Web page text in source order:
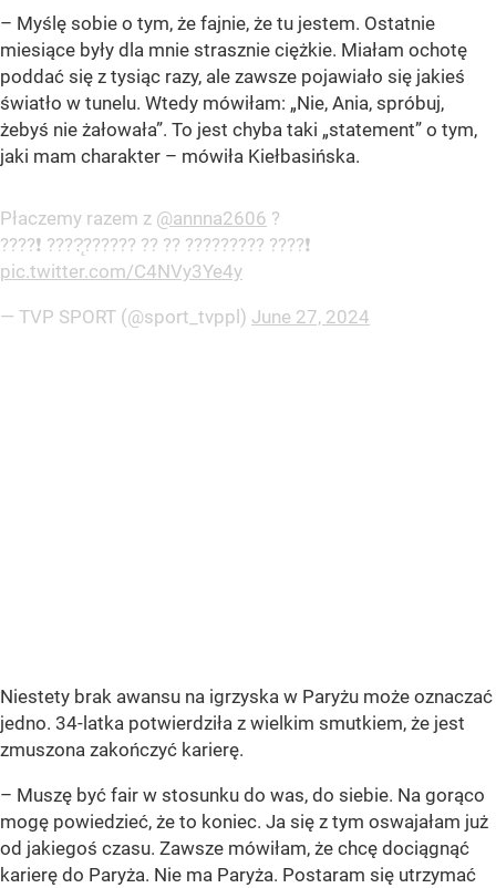
– Myślę sobie o tym, że fajnie, że tu jestem. Ostatnie
miesiące były dla mnie strasznie ciężkie. Miałam ochotę
poddać się z tysiąc razy, ale zawsze pojawiało się jakieś
światło w tunelu. Wtedy mówiłam: „Nie, Ania, spróbuj,
żebyś nie żałowała”. To jest chyba taki „statement” o tym,
jaki mam charakter – mówiła Kiełbasińska.
Płaczemy razem z @annna2606 ?
????❗ ????̨?????? ?? ?? ????????? ????❗
pic.twitter.com/C4NVy3Ye4y
— TVP SPORT (@sport_tvppl) June 27, 2024
Niestety brak awansu na igrzyska w Paryżu może oznaczać
jedno. 34-latka potwierdziła z wielkim smutkiem, że jest
zmuszona zakończyć karierę.
– Muszę być fair w stosunku do was, do siebie. Na gorąco
mogę powiedzieć, że to koniec. Ja się z tym oswajałam już
od jakiegoś czasu. Zawsze mówiłam, że chcę dociągnąć
karierę do Paryża. Nie ma Paryża. Postaram się utrzymać